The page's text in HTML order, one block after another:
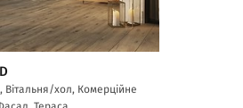
Вітальня/хол, Комерційне
Тераса